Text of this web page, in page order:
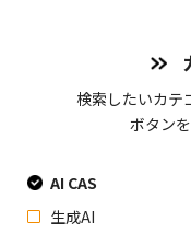
検索したいカテ
ボタン
AI CAS
生成AI